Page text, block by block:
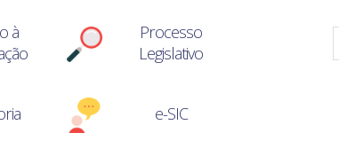
à
Processo
Legislativo
e-SIC